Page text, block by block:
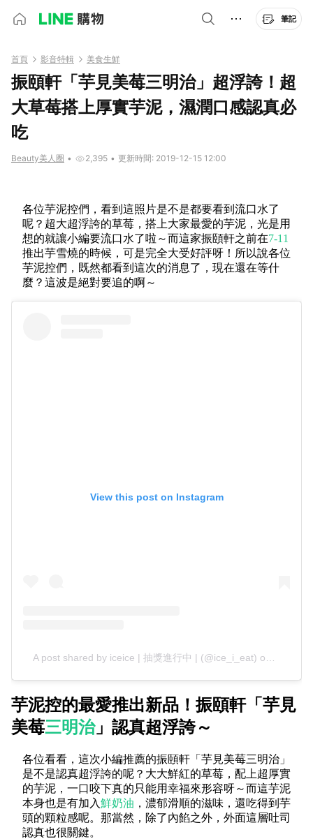
筆記
首頁 影音特輯 美食生鮮
振頤軒「芋見美莓三明治」超浮誇！超
大草莓搭上厚實芋泥，濕潤口感認真必
吃
Beauty美人圈 • 2,395 • 更新時間: 2019-12-15 12:00
各位芋泥控們，看到這照片是不是都要看到流口水了
呢？超大超浮誇的草莓，搭上大家最愛的芋泥，光是用
想的就讓小編要流口水了啦～而這家振頤軒之前在7-11
推出芋雪燒的時候，可是完全大受好評呀！所以說各位
芋泥控們，既然都看到這次的消息了，現在還在等什
麼？這波是絕對要追的啊～
View this post on Instagram
A post shared by iceice | 抽獎進行中 | (@ice_i_eat) on
芋泥控的最愛推出新品！振頤軒「芋見
美莓三明治」認真超浮誇～
各位看看，這次小編推薦的振頤軒「芋見美莓三明治」
是不是認真超浮誇的呢？大大鮮紅的草莓，配上超厚實
的芋泥，一口咬下真的只能用幸福來形容呀～而這芋泥
本身也是有加入鮮奶油 ，濃郁滑順的滋味，還吃得到芋
頭的顆粒感呢。那當然，除了內餡之外，外面這層吐司
認真也很關鍵。